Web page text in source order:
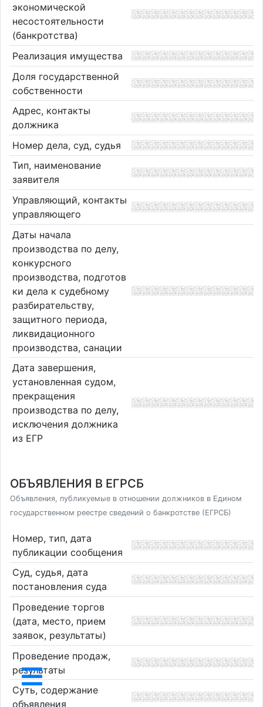
экономической
несостоятельности
(банкротства)
Реализация имущества
Доля государственной
собственности
Адрес, контакты
должника
Номер дела, суд, судья
Тип, наименование
заявителя
Управляющий, контакты
управляющего
Даты начала
производства по делу,
конкурсного
производства, подготов
ки дела к судебному
разбирательству,
защитного периода,
ликвидационного
производства, санации
Дата завершения,
установленная судом,
прекращения
производства по делу,
исключения должника
из ЕГР
ОБЪЯВЛЕНИЯ В ЕГРСБ
Объявления, публикуемые в отношении должников в Едином
государственном реестре сведений о банкротстве (ЕГРСБ)
Номер, тип, дата
публикации сообщения
Суд, судья, дата
постановления суда
Проведение торгов
(дата, место, прием
заявок, результаты)
Проведение продаж,
результаты
Суть, содержание
объявления